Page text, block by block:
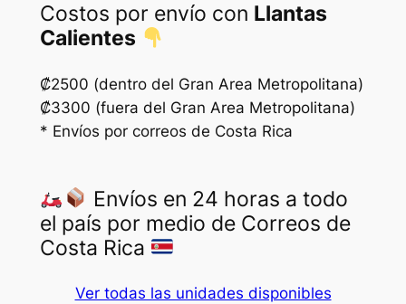
N
T
0
2
2
c
a
n
Costos por envío con Llantas
Calientes
₡2500 (dentro del Gran Area Metropolitana)
₡3300 (fuera del Gran Area Metropolitana)
* Envíos por correos de Costa Rica
Envíos en 24 horas a todo
el país por medio de Correos de
Costa Rica
Ver todas las unidades disponibles